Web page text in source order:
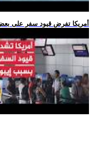
.. أمريكا تفرض قيود سفر على